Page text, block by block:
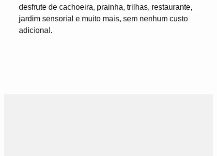
desfrute de cachoeira, prainha, trilhas, restaurante,
jardim sensorial e muito mais, sem nenhum custo
adicional.